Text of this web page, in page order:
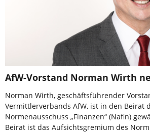
AfW-Vorstand Norman Wirth
Norman Wirth, geschäftsführender
Vermittlerverbands AfW, ist in den Beirat
Normenausschuss „Finanzen“ (Nafin)
Beirat ist das Aufsichtsgremium des